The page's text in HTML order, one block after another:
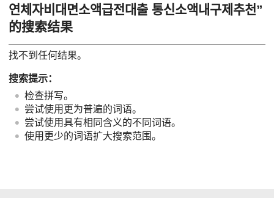
연체자비대면소액급전대출 통신소액내구제추천”
的搜索结果
找不到任何结果。
搜索提示：
检查拼写。
尝试使用更为普遍的词语。
尝试使用具有相同含义的不同词语。
使用更少的词语扩大搜索范围。